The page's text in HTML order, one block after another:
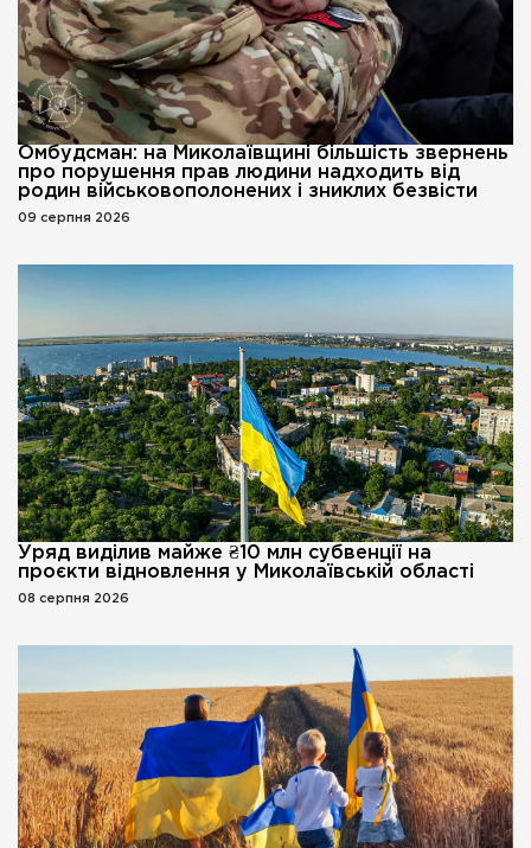
Омбудсман: на Миколаївщині більшість звернень
про порушення прав людини надходить від
родин військовополонених і зниклих безвісти
09 серпня 2026
Уряд виділив майже ₴10 млн субвенції на
проєкти відновлення у Миколаївській області
08 серпня 2026